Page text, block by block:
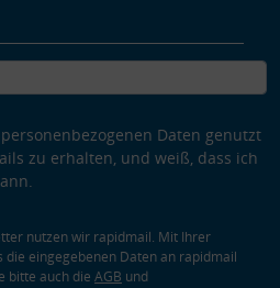
Daten genutzt
zu erhalten, und weiß, dass ich
nutzen wir rapidmail. Mit Ihrer
die eingegebenen Daten an rapidmail
bitte auch die AGB und